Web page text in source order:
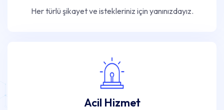
Her türlü şikayet ve istekleriniz için yanınızdayız.
Acil Hizmet